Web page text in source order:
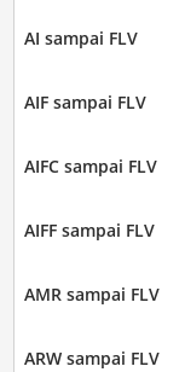
AI sampai FLV
AIF sampai FLV
AIFC sampai FLV
AIFF sampai FLV
AMR sampai FLV
ARW sampai FLV